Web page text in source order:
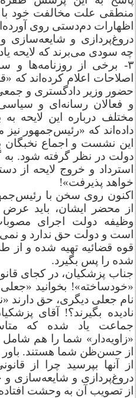
منطقی علت مخالفت خود با
اظهارات دم‌دستی روی
دروغ‌پردازی و شایعه‌سازی
چه سودی می‌برند که لایحه
۳- برخی از روزنامه‌ها و
اصلاحات اعلام کرده‌اند که
حضور وزیر دادگستری و جمعی
و فعالان رسانه‌ای و
مختلف درباره این لایحه
داده‌اند که «‌رئیس‌جمهور
این نشست و اجماع نخبگان
دولت در نظر گرفته شود. به
استرداد و خروج لایحه از
خواهد پذیرفت‌»!
اکنون روی سخن با
از محضر ایشان، باید
وظیفه دولت اجرای
است و دولت حق ندارد و
قوه قضائیه تهیه شده و
شده را پس بگیرد.
جناب پزشکیان، در کجای
«خودساخته»! بخوانید
نام جعلی دیگری، حق دارند
نادیده بگیرند؟! آقای
جماعت یاد شده که
«‌زاویه‌دار» شما را هم
از حسن‌ظن شما هستند. باور
از آنها بپرسید چرا از
دروغ‌پردازی و شایعه‌سازی
از تصویب آن به وحشت